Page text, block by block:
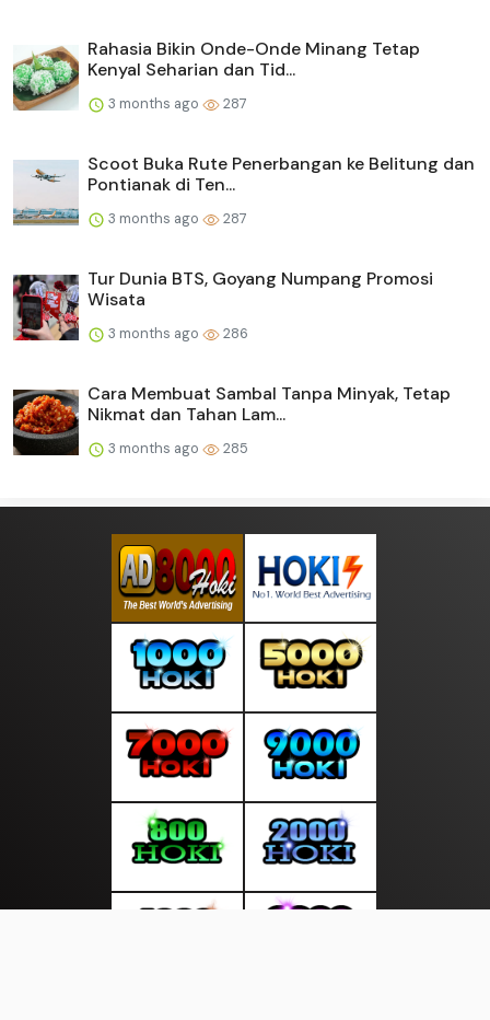
Rahasia Bikin Onde-Onde Minang Tetap
Kenyal Seharian dan Tid...
3 months ago 287
Scoot Buka Rute Penerbangan ke Belitung dan
Pontianak di Ten...
3 months ago 287
Tur Dunia BTS, Goyang Numpang Promosi
Wisata
3 months ago 286
Cara Membuat Sambal Tanpa Minyak, Tetap
Nikmat dan Tahan Lam...
3 months ago 285